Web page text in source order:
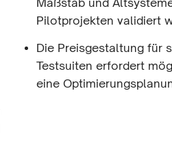
Pilotprojekten validiert
Die Preisgestaltung für
Testsuiten erfordert
eine